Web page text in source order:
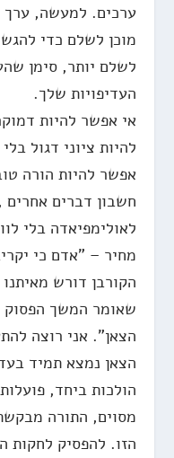
ערכים. למעשה, ערך
מוכן לשלם כדי
לשלם יותר, סימן
העדיפויות שלך.
אי אפשר להיות
להיות ציוני דגול
אפשר להיות הורה
חשבון דברים
לאולימפיאדה בלי
מחיר – "אדם כי
הקורבן דורש
שאומר המשך הפסוק
הצאן". אני רוצה
הצאן נמצא תמיד
הולכות ביחד,
מסוים, התורה
הזו. להפסיק לחקות